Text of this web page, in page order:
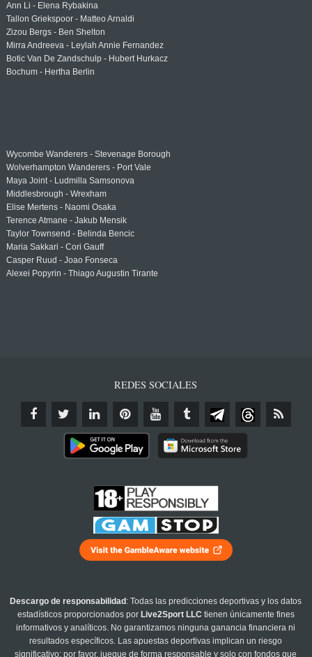
Ann Li - Elena Rybakina
Tallon Griekspoor - Matteo Arnaldi
Zizou Bergs - Ben Shelton
Mirra Andreeva - Leylah Annie Fernandez
Botic Van De Zandschulp - Hubert Hurkacz
Bochum - Hertha Berlin
Wycombe Wanderers - Stevenage Borough
Wolverhampton Wanderers - Port Vale
Maya Joint - Ludmilla Samsonova
Middlesbrough - Wrexham
Elise Mertens - Naomi Osaka
Terence Atmane - Jakub Mensik
Taylor Townsend - Belinda Bencic
Maria Sakkari - Cori Gauff
Casper Ruud - Joao Fonseca
Alexei Popyrin - Thiago Augustin Tirante
REDES SOCIALES
Descargo de responsabilidad : Todas las predicciones deportivas y los datos
estadísticos proporcionados por Live2Sport LLC tienen únicamente fines
informativos y analíticos. No garantizamos ninguna ganancia financiera ni
resultados específicos. Las apuestas deportivas implican un riesgo
significativo; por favor, juegue de forma responsable y solo con fondos que